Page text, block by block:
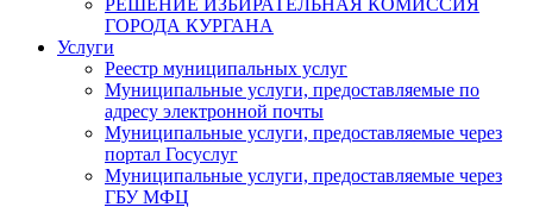
РЕШЕНИЕ ИЗБИРАТЕЛЬНАЯ КОМИССИЯ
ГОРОДА КУРГАНА
Услуги
Реестр муниципальных услуг
Муниципальные услуги, предоставляемые по
адресу электронной почты
Муниципальные услуги, предоставляемые через
портал Госуслуг
Муниципальные услуги, предоставляемые через
ГБУ МФЦ